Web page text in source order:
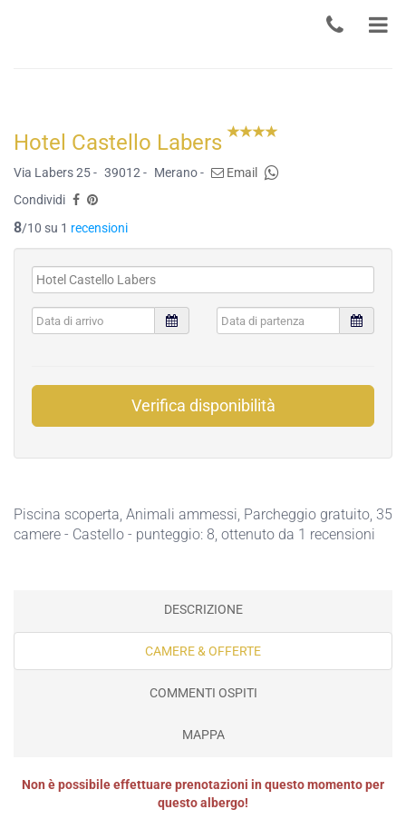
Hotel Castello Labers
Via Labers 25 - 39012 - Merano -
Email
Condividi
8/10 su 1 recensioni
Verifica disponibilità
Piscina scoperta, Animali ammessi, Parcheggio gratuito, 35
camere - Castello - punteggio: 8, ottenuto da 1 recensioni
DESCRIZIONE
CAMERE & OFFERTE
COMMENTI OSPITI
MAPPA
Non è possibile effettuare prenotazioni in questo momento per
questo albergo!